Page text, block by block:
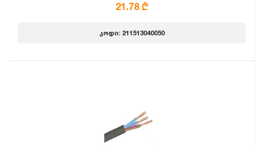
21.78 ₾
კოდი: 211513040050